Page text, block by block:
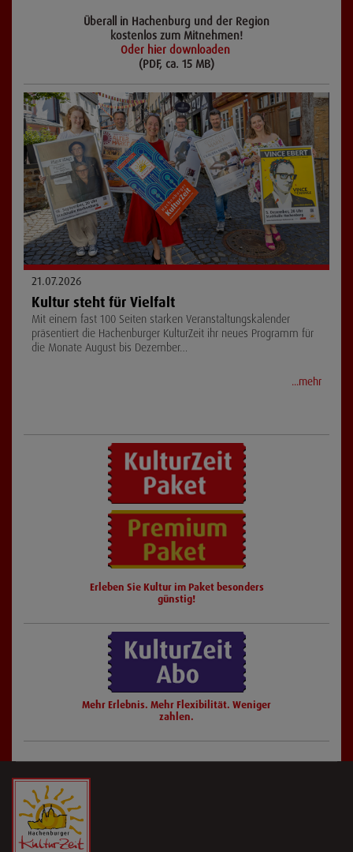
Überall in Hachenburg und der Region
kostenlos zum Mitnehmen!
Oder hier downloaden
(PDF, ca. 15 MB)
21.07.2026
Kultur steht für Vielfalt
Mit einem fast 100 Seiten starken Veranstaltungskalender
präsentiert die Hachenburger KulturZeit ihr neues Programm für
die Monate August bis Dezember…
...mehr
Erleben Sie Kultur im Paket besonders
günstig!
Mehr Erlebnis. Mehr Flexibilität. Weniger
zahlen.